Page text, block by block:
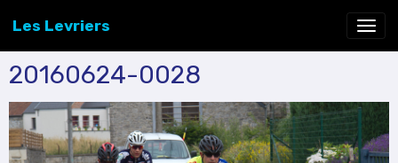
Les Levriers
20160624-0028